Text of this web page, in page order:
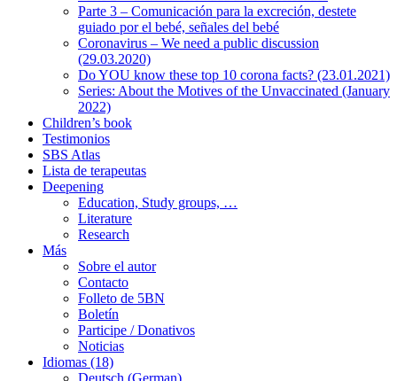
Parte 3 – Comunicación para la excreción, destete
guiado por el bebé, señales del bebé
Coronavirus – We need a public discussion
(29.03.2020)
Do YOU know these top 10 corona facts? (23.01.2021)
Series: About the Motives of the Unvaccinated (January
2022)
Children’s book
Testimonios
SBS Atlas
Lista de terapeutas
Deepening
Education, Study groups, …
Literature
Research
Más
Sobre el autor
Contacto
Folleto de 5BN
Boletín
Participe / Donativos
Noticias
Idiomas (18)
Deutsch (German)